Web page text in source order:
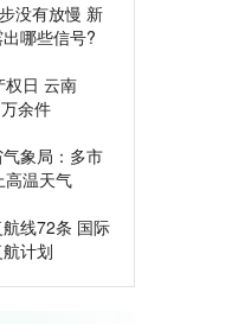
没有放慢 新
哪些信号?
权日 云南
余件
象局：多市
高温天气
线72条 国际
计划